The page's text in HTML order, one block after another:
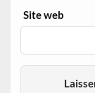
Site web